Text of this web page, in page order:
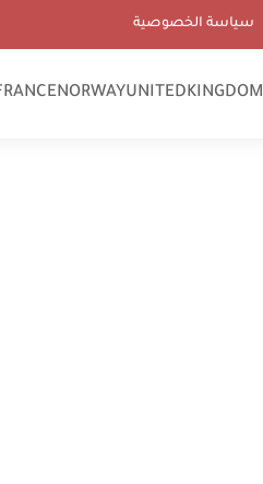
سياسة الخصوصية
UNITEDKINGDOM
NORWAY